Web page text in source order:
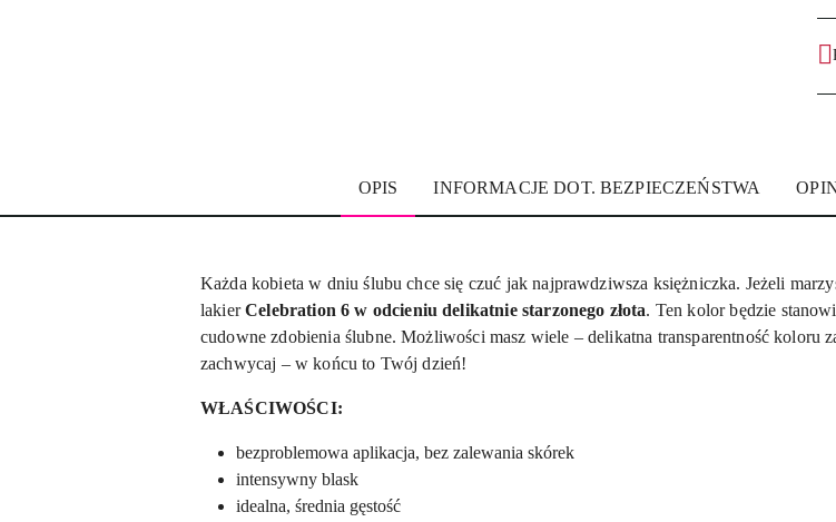
OPIS INFORMACJE DOT. BEZPIECZEŃSTWA
Każda kobieta w dniu ślubu chce się czuć jak najprawdziwsza księżniczka. Jeżeli
lakier Celebration 6 w odcieniu delikatnie starzonego złota. Ten kolor będzie
cudowne zdobienia ślubne. Możliwości masz wiele – delikatna transparentność koloru
zachwycaj – w końcu to Twój dzień!
WŁAŚCIWOŚCI:
bezproblemowa aplikacja, bez zalewania skórek
intensywny blask
idealna, średnia gęstość